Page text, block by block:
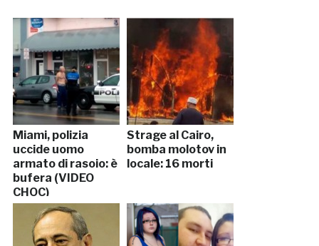
Miami, polizia
uccide uomo
armato di rasoio: è
bufera (VIDEO
CHOC)
Strage al Cairo,
bomba molotov in
locale: 16 morti